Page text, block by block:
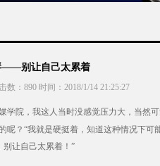
——别让自己太累着
数： 890 时间：2018/1/14 21:25:27
学院，我这人当时没感觉压力大，当然
？“我就是硬挺着，知道这种情况下可
让自己太累着！”